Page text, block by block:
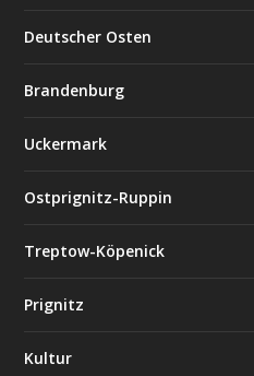
Deutscher Osten
Brandenburg
Uckermark
Ostprignitz-Ruppin
Treptow-Köpenick
Prignitz
Kultur